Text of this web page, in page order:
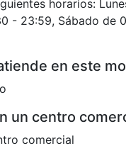
horarios:
- 23:59, Sábado de
en este
un centro
comercial